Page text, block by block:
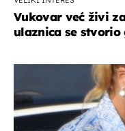
Vukovar već živi
ulaznica se